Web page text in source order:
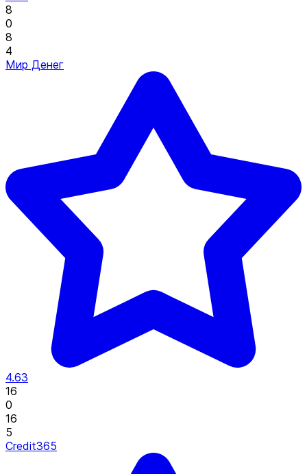
8
0
8
4
Мир Денег
4.63
16
0
16
5
Credit365